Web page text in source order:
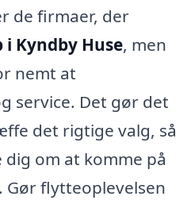
de firmaer, der
Kyndby Huse, men
nemt at
service. Det gør det
det rigtige valg, så
om at komme på
Gør flytteoplevelsen